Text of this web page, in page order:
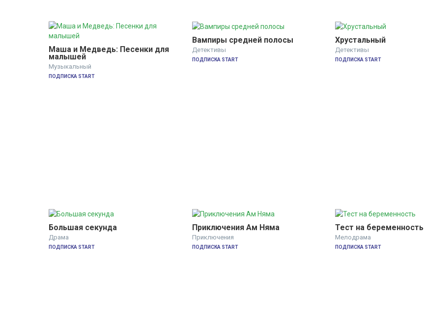
Маша и Медведь: Песенки для
малышей
Музыкальный
ПОДПИСКА START
Вампиры средней полосы
Детективы
ПОДПИСКА START
Хрустальный
Детективы
ПОДПИСКА START
Большая секунда
Драма
ПОДПИСКА START
Приключения Ам Няма
Приключения
ПОДПИСКА START
Тест на беременность
Мелодрама
ПОДПИСКА START